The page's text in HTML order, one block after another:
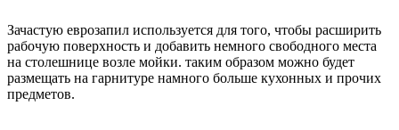
Зачастую еврозапил используется для того, чтобы расширить
рабочую поверхность и добавить немного свободного места
на столешнице возле мойки. таким образом можно будет
размещать на гарнитуре намного больше кухонных и прочих
предметов.